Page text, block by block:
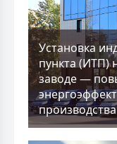
Установка
пункта (ИТП)
заводе —
производства